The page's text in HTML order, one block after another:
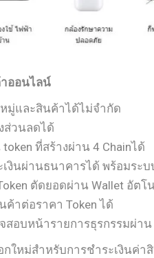
ออนไลน์
มู่และสินค้าได้ไม่จำกัด
ส่วนลดได้
ที่สร้างผ่าน 4 Chainได้
เงินผ่านธนาคารได้ พร้อมระบ
ตัดยอดผ่าน Wallet อัตโ
ค้าต่อราคา Token ได้
สอบหน้ารายการธุรกรรมผ่าน
กใหม่สำหรับการชำระเงินค่